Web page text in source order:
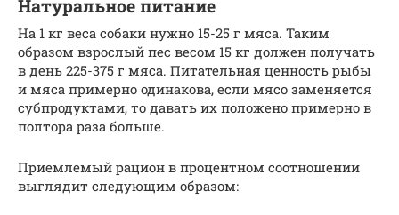
Натуральное питание
На 1 кг веса собаки нужно 15-25 г мяса. Таким
образом взрослый пес весом 15 кг должен получать
в день 225-375 г мяса. Питательная ценность рыбы
и мяса примерно одинакова, если мясо заменяется
субпродуктами, то давать их положено примерно в
полтора раза больше.
Приемлемый рацион в процентном соотношении
выглядит следующим образом: